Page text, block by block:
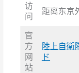
访
问
距离东京
官
方
网
站
陸上自衛
ド